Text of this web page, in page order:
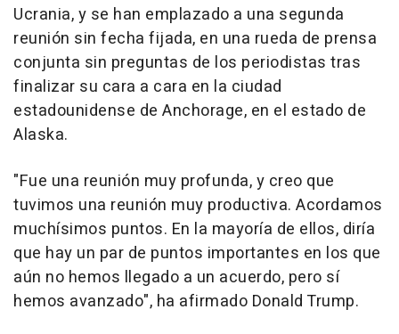
Ucrania, y se han emplazado a una segunda
reunión sin fecha fijada, en una rueda de prensa
conjunta sin preguntas de los periodistas tras
finalizar su cara a cara en la ciudad
estadounidense de Anchorage, en el estado de
Alaska.
"Fue una reunión muy profunda, y creo que
tuvimos una reunión muy productiva. Acordamos
muchísimos puntos. En la mayoría de ellos, diría
que hay un par de puntos importantes en los que
aún no hemos llegado a un acuerdo, pero sí
hemos avanzado", ha afirmado Donald Trump.